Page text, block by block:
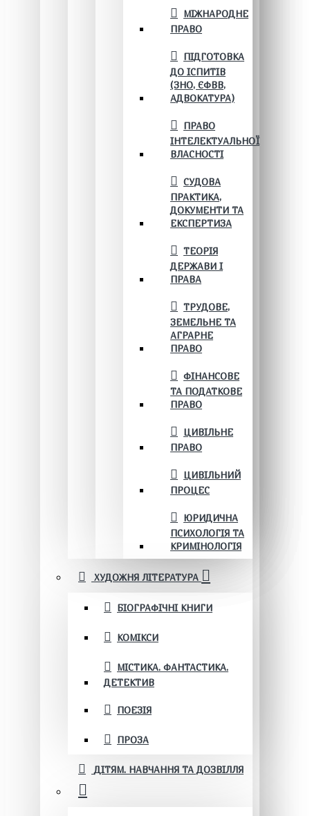
МІЖНАРОДНЕ
ПРАВО
ПІДГОТОВКА
ДО ІСПИТІВ
(ЗНО, ЄФВВ,
АДВОКАТУРА)
ПРАВО
ІНТЕЛЕКТУАЛЬНОЇ
ВЛАСНОСТІ
СУДОВА
ПРАКТИКА,
ДОКУМЕНТИ ТА
ЕКСПЕРТИЗА
ТЕОРІЯ
ДЕРЖАВИ І
ПРАВА
ТРУДОВЕ,
ЗЕМЕЛЬНЕ ТА
АГРАРНЕ
ПРАВО
ФІНАНСОВЕ
ТА ПОДАТКОВЕ
ПРАВО
ЦИВІЛЬНЕ
ПРАВО
ЦИВІЛЬНИЙ
ПРОЦЕС
ЮРИДИЧНА
ПСИХОЛОГІЯ ТА
КРИМІНОЛОГІЯ
ХУДОЖНЯ ЛІТЕРАТУРА
БІОГРАФІЧНІ КНИГИ
КОМІКСИ
МІСТИКА. ФАНТАСТИКА.
ДЕТЕКТИВ
ПОЕЗІЯ
ПРОЗА
ДІТЯМ. НАВЧАННЯ ТА ДОЗВІЛЛЯ